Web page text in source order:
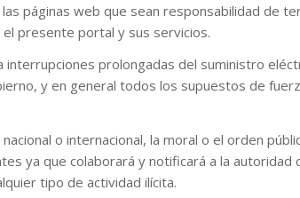
páginas web que sean responsabilidad de
el presente portal y sus servicios.
prolongadas del suministro
y en general todos los supuestos de
o internacional, la moral o el orden
ya que colaborará y notificará a la
tipo de actividad ilícita.